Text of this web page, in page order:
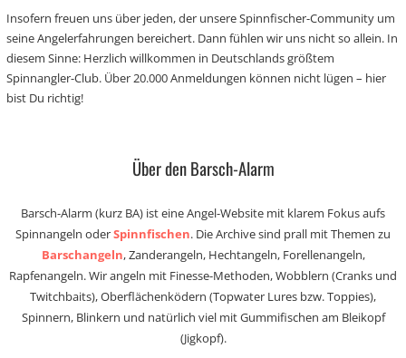
Insofern freuen uns über jeden, der unsere Spinnfischer-Community um
seine Angelerfahrungen bereichert. Dann fühlen wir uns nicht so allein. In
diesem Sinne: Herzlich willkommen in Deutschlands größtem
Spinnangler-Club. Über 20.000 Anmeldungen können nicht lügen – hier
bist Du richtig!
Über den Barsch-Alarm
Barsch-Alarm (kurz BA) ist eine Angel-Website mit klarem Fokus aufs
Spinnangeln oderSpinnfischen. Die Archive sind prall mit Themen zu
Barschangeln, Zanderangeln, Hechtangeln, Forellenangeln,
Rapfenangeln. Wir angeln mit Finesse-Methoden, Wobblern (Cranks und
Twitchbaits), Oberflächenködern (Topwater Lures bzw. Toppies),
Spinnern, Blinkern und natürlich viel mit Gummifischen am Bleikopf
(Jigkopf).